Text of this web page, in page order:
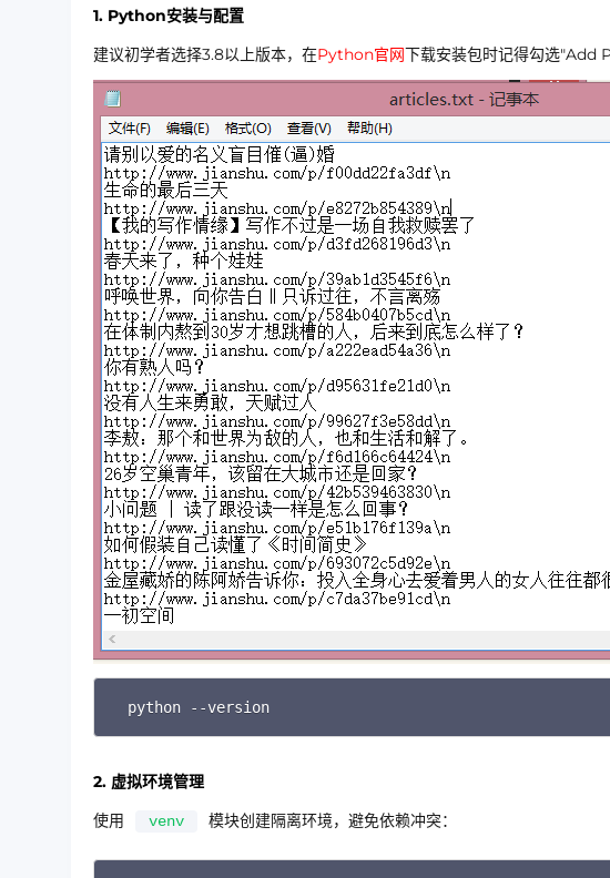
1. Python安装与配置
建议初学者选择3.8以上版本，在Python官网下载安装包时记得勾选"Add
python --version
2. 虚拟环境管理
使用
venv 模块创建隔离环境，避免依赖冲突：